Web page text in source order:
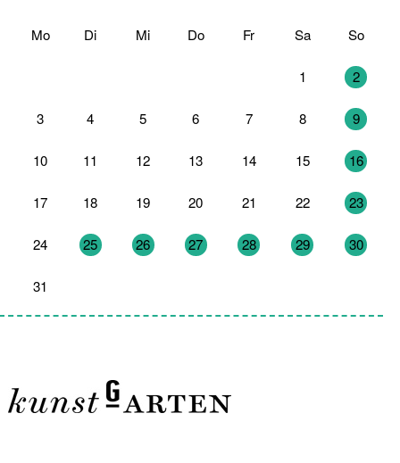
Mo Di Mi Do Fr Sa So
1 2
3 4 5 6 7 8 9
10 11 12 13 14 15 16
17 18 19 20 21 22 23
24 25 26 27 28 29 30
31